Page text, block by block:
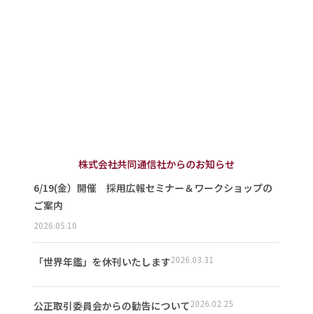
株式会社共同通信社からのお知らせ
6/19(金）開催 採用広報セミナー＆ワークショップの
ご案内
2026.05.10
「世界年鑑」を休刊いたします2026.03.31
公正取引委員会からの勧告について2026.02.25